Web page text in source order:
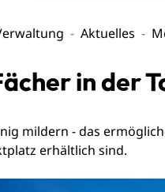
Aktuelles
in der
mildern - das
erhältlich sind.